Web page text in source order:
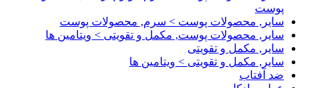
پوست
سایر, محصولات پوست > سرم, محصولات پوست
سایر, محصولات پوست, مکمل و تقویتی > ویتامین ها
سایر, مکمل و تقویتی
سایر, مکمل و تقویتی > ویتامین ها
ضد آفتاب